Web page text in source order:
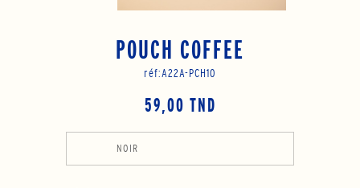
POUCH COFFEE
réf:A22A-PCH10
59,00 TND
NOIR